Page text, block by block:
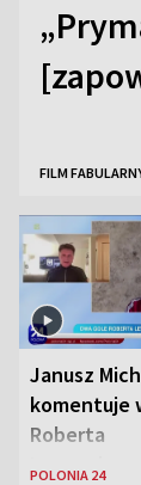
FILM
Janusz
komentuje
Roberta
POLONIA 24